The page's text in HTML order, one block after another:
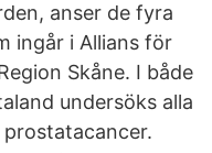
anser de fyra
ingår i Allians för
Skåne. I både
undersöks alla